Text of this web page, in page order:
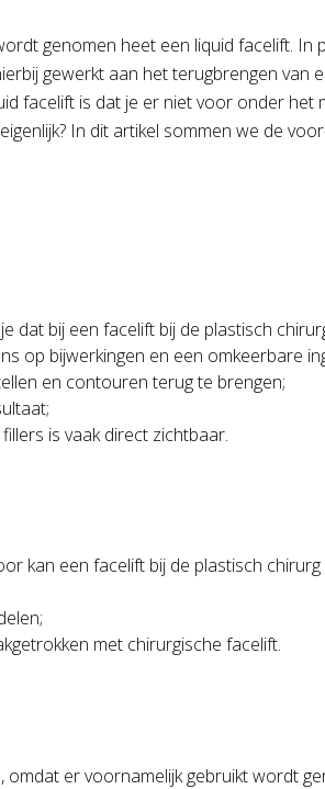
genomen heet een liquid facelift. In
gewerkt aan het terugbrengen van
facelift is dat je er niet voor onder het
In dit artikel sommen we de
dat bij een facelift bij de plastisch
op bijwerkingen en een omkeerbare
en contouren terug te brengen;
is vaak direct zichtbaar.
kan een facelift bij de plastisch chirurg
met chirurgische facelift.
er voornamelijk gebruikt wordt